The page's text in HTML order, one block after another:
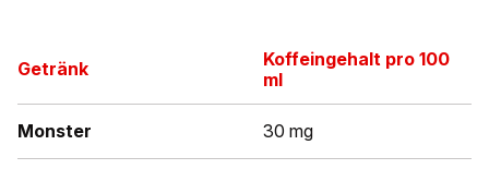
Getränk
Koffeingehalt pro 100
ml
Monster 30 mg